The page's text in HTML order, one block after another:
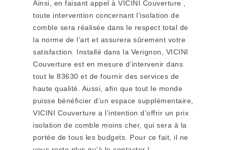
Ainsi, en faisant appel à VICINI Couverture ,
toute intervention concernant l’isolation de
comble sera réalisée dans le respect total de
la norme de l’art et assurera sûrement votre
satisfaction. Installé dans la Verignon, VICINI
Couverture est en mesure d’intervenir dans
tout le 83630 et de fournir des services de
haute qualité. Aussi, afin que tout le monde
puisse bénéficier d’un espace supplémentaire,
VICINI Couverture a l’intention d’offrir un prix
isolation de comble moins cher, qui sera à la
portée de tous les budgets. Pour ce fait, il ne